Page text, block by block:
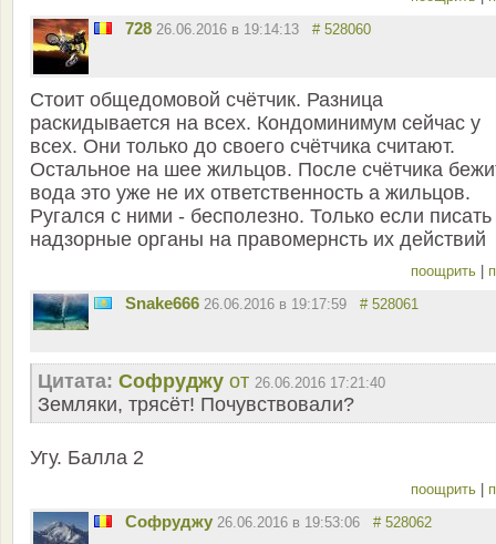
728 26.06.2016 в 19:14:13 # 528060
Стоит общедомовой счётчик. Разница
раскидывается на всех. Кондоминимум сейчас у
всех. Они только до своего счётчика считают.
Остальное на шее жильцов. После счётчика
вода это уже не их ответственность а жильцов.
Ругался с ними - бесполезно. Только если писать
надзорные органы на правомернсть их действий
поощрить
Snake666 26.06.2016 в 19:17:59 # 528061
Цитата: Софруджу от 26.06.2016 17:21:40
Земляки, трясёт! Почувствовали?
Угу. Балла 2
поощрить
Софруджу 26.06.2016 в 19:53:06 # 528062